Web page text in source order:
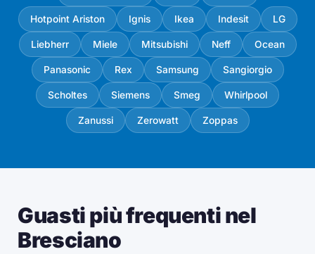
Hotpoint Ariston Ignis Ikea Indesit LG
Liebherr Miele Mitsubishi Neff Ocean
Panasonic Rex Samsung Sangiorgio
Scholtes Siemens Smeg Whirlpool
Zanussi Zerowatt Zoppas
Guasti più frequenti nel
Bresciano